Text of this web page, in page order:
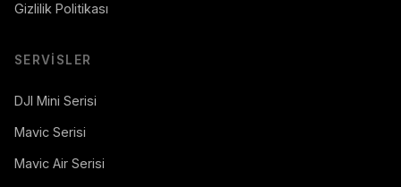
Gizlilik Politikası
SERVISLER
DJI Mini Serisi
Mavic Serisi
Mavic Air Serisi